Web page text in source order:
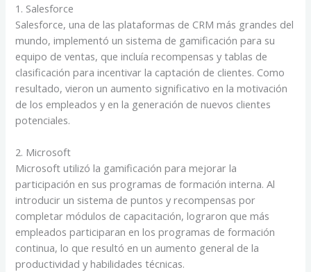
1. Salesforce
Salesforce, una de las plataformas de CRM más grandes del
mundo, implementó un sistema de gamificación para su
equipo de ventas, que incluía recompensas y tablas de
clasificación para incentivar la captación de clientes. Como
resultado, vieron un aumento significativo en la motivación
de los empleados y en la generación de nuevos clientes
potenciales.
2. Microsoft
Microsoft utilizó la gamificación para mejorar la
participación en sus programas de formación interna. Al
introducir un sistema de puntos y recompensas por
completar módulos de capacitación, lograron que más
empleados participaran en los programas de formación
continua, lo que resultó en un aumento general de la
productividad y habilidades técnicas.